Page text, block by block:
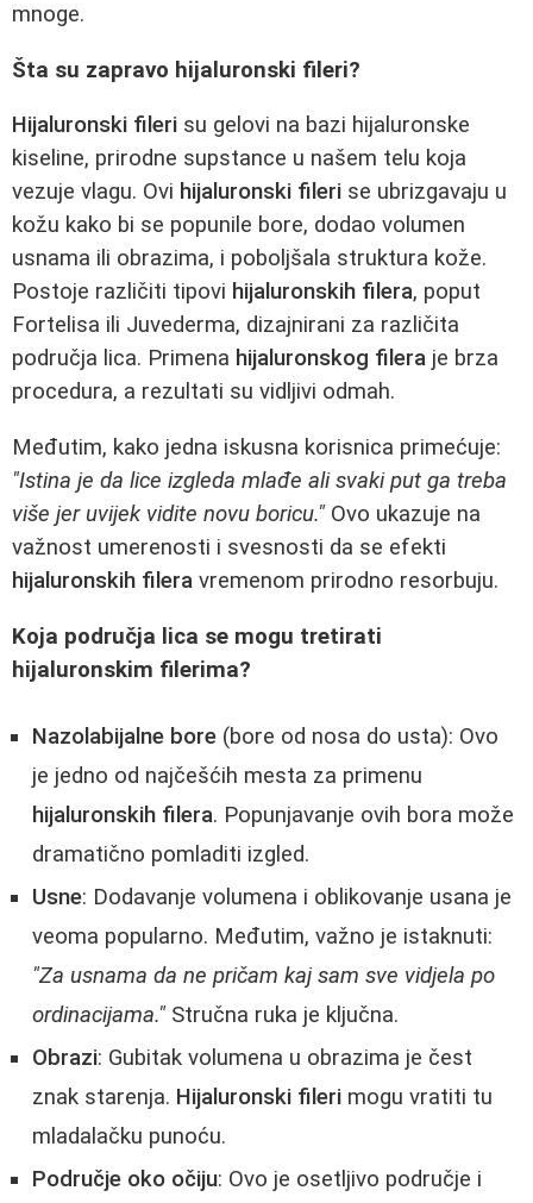
mnoge.
Šta su zapravo hijaluronski fileri?
Hijaluronski fileri su gelovi na bazi hijaluronske
kiseline, prirodne supstance u našem telu koja
vezuje vlagu. Ovi hijaluronski fileri se ubrizgavaju u
kožu kako bi se popunile bore, dodao volumen
usnama ili obrazima, i poboljšala struktura kože.
Postoje različiti tipovi hijaluronskih filera, poput
Fortelisa ili Juvederma, dizajnirani za različita
područja lica. Primena hijaluronskog filera je brza
procedura, a rezultati su vidljivi odmah.
Međutim, kako jedna iskusna korisnica primećuje:
"Istina je da lice izgleda mlađe ali svaki put ga treba
više jer uvijek vidite novu boricu." Ovo ukazuje na
važnost umerenosti i svesnosti da se efekti
hijaluronskih filera vremenom prirodno resorbuju.
Koja područja lica se mogu tretirati
hijaluronskim filerima?
Nazolabijalne bore (bore od nosa do usta): Ovo
je jedno od najčešćih mesta za primenu
hijaluronskih filera. Popunjavanje ovih bora može
dramatično pomladiti izgled.
Usne: Dodavanje volumena i oblikovanje usana je
veoma popularno. Međutim, važno je istaknuti:
"Za usnama da ne pričam kaj sam sve vidjela po
ordinacijama." Stručna ruka je ključna.
Obrazi: Gubitak volumena u obrazima je čest
znak starenja. Hijaluronski fileri mogu vratiti tu
mladalačku punoću.
Područje oko očiju: Ovo je osetljivo područje i